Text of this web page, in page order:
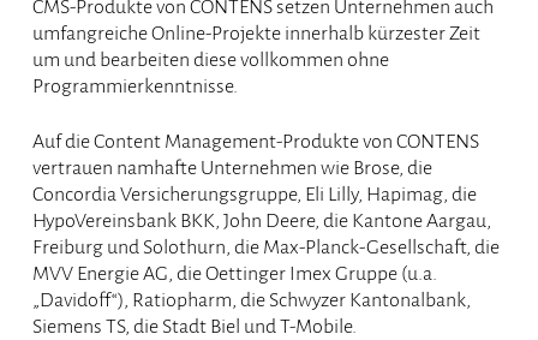
CMS-Produkte von CONTENS setzen Unternehmen auch
umfangreiche Online-Projekte innerhalb kürzester Zeit
um und bearbeiten diese vollkommen ohne
Programmierkenntnisse.
Auf die Content Management-Produkte von CONTENS
vertrauen namhafte Unternehmen wie Brose, die
Concordia Versicherungsgruppe, Eli Lilly, Hapimag, die
HypoVereinsbank BKK, John Deere, die Kantone Aargau,
Freiburg und Solothurn, die Max-Planck-Gesellschaft, die
MVV Energie AG, die Oettinger Imex Gruppe (u.a.
„Davidoff“), Ratiopharm, die Schwyzer Kantonalbank,
Siemens TS, die Stadt Biel und T-Mobile.